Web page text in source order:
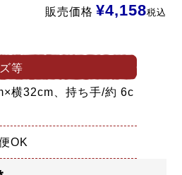
販売価格 ¥4,158税込
等
横32cm、持ち手/約 6c
OK